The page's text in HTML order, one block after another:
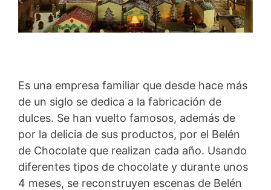
Es una empresa familiar que desde hace más
de un siglo se dedica a la fabricación de
dulces. Se han vuelto famosos, además de
por la delicia de sus productos, por el Belén
de Chocolate que realizan cada año. Usando
diferentes tipos de chocolate y durante unos
4 meses, se reconstruyen escenas de Belén